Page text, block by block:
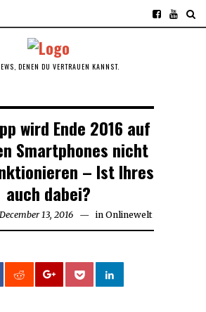
DENEN DU VERTRAUEN KANNST.
wird Ende 2016 auf
Smartphones nicht
– Ist Ihres
auch dabei?
December 13, 2016December
in Onlinewelt